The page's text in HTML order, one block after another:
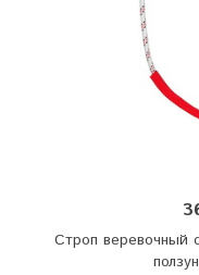
Строп веревочный